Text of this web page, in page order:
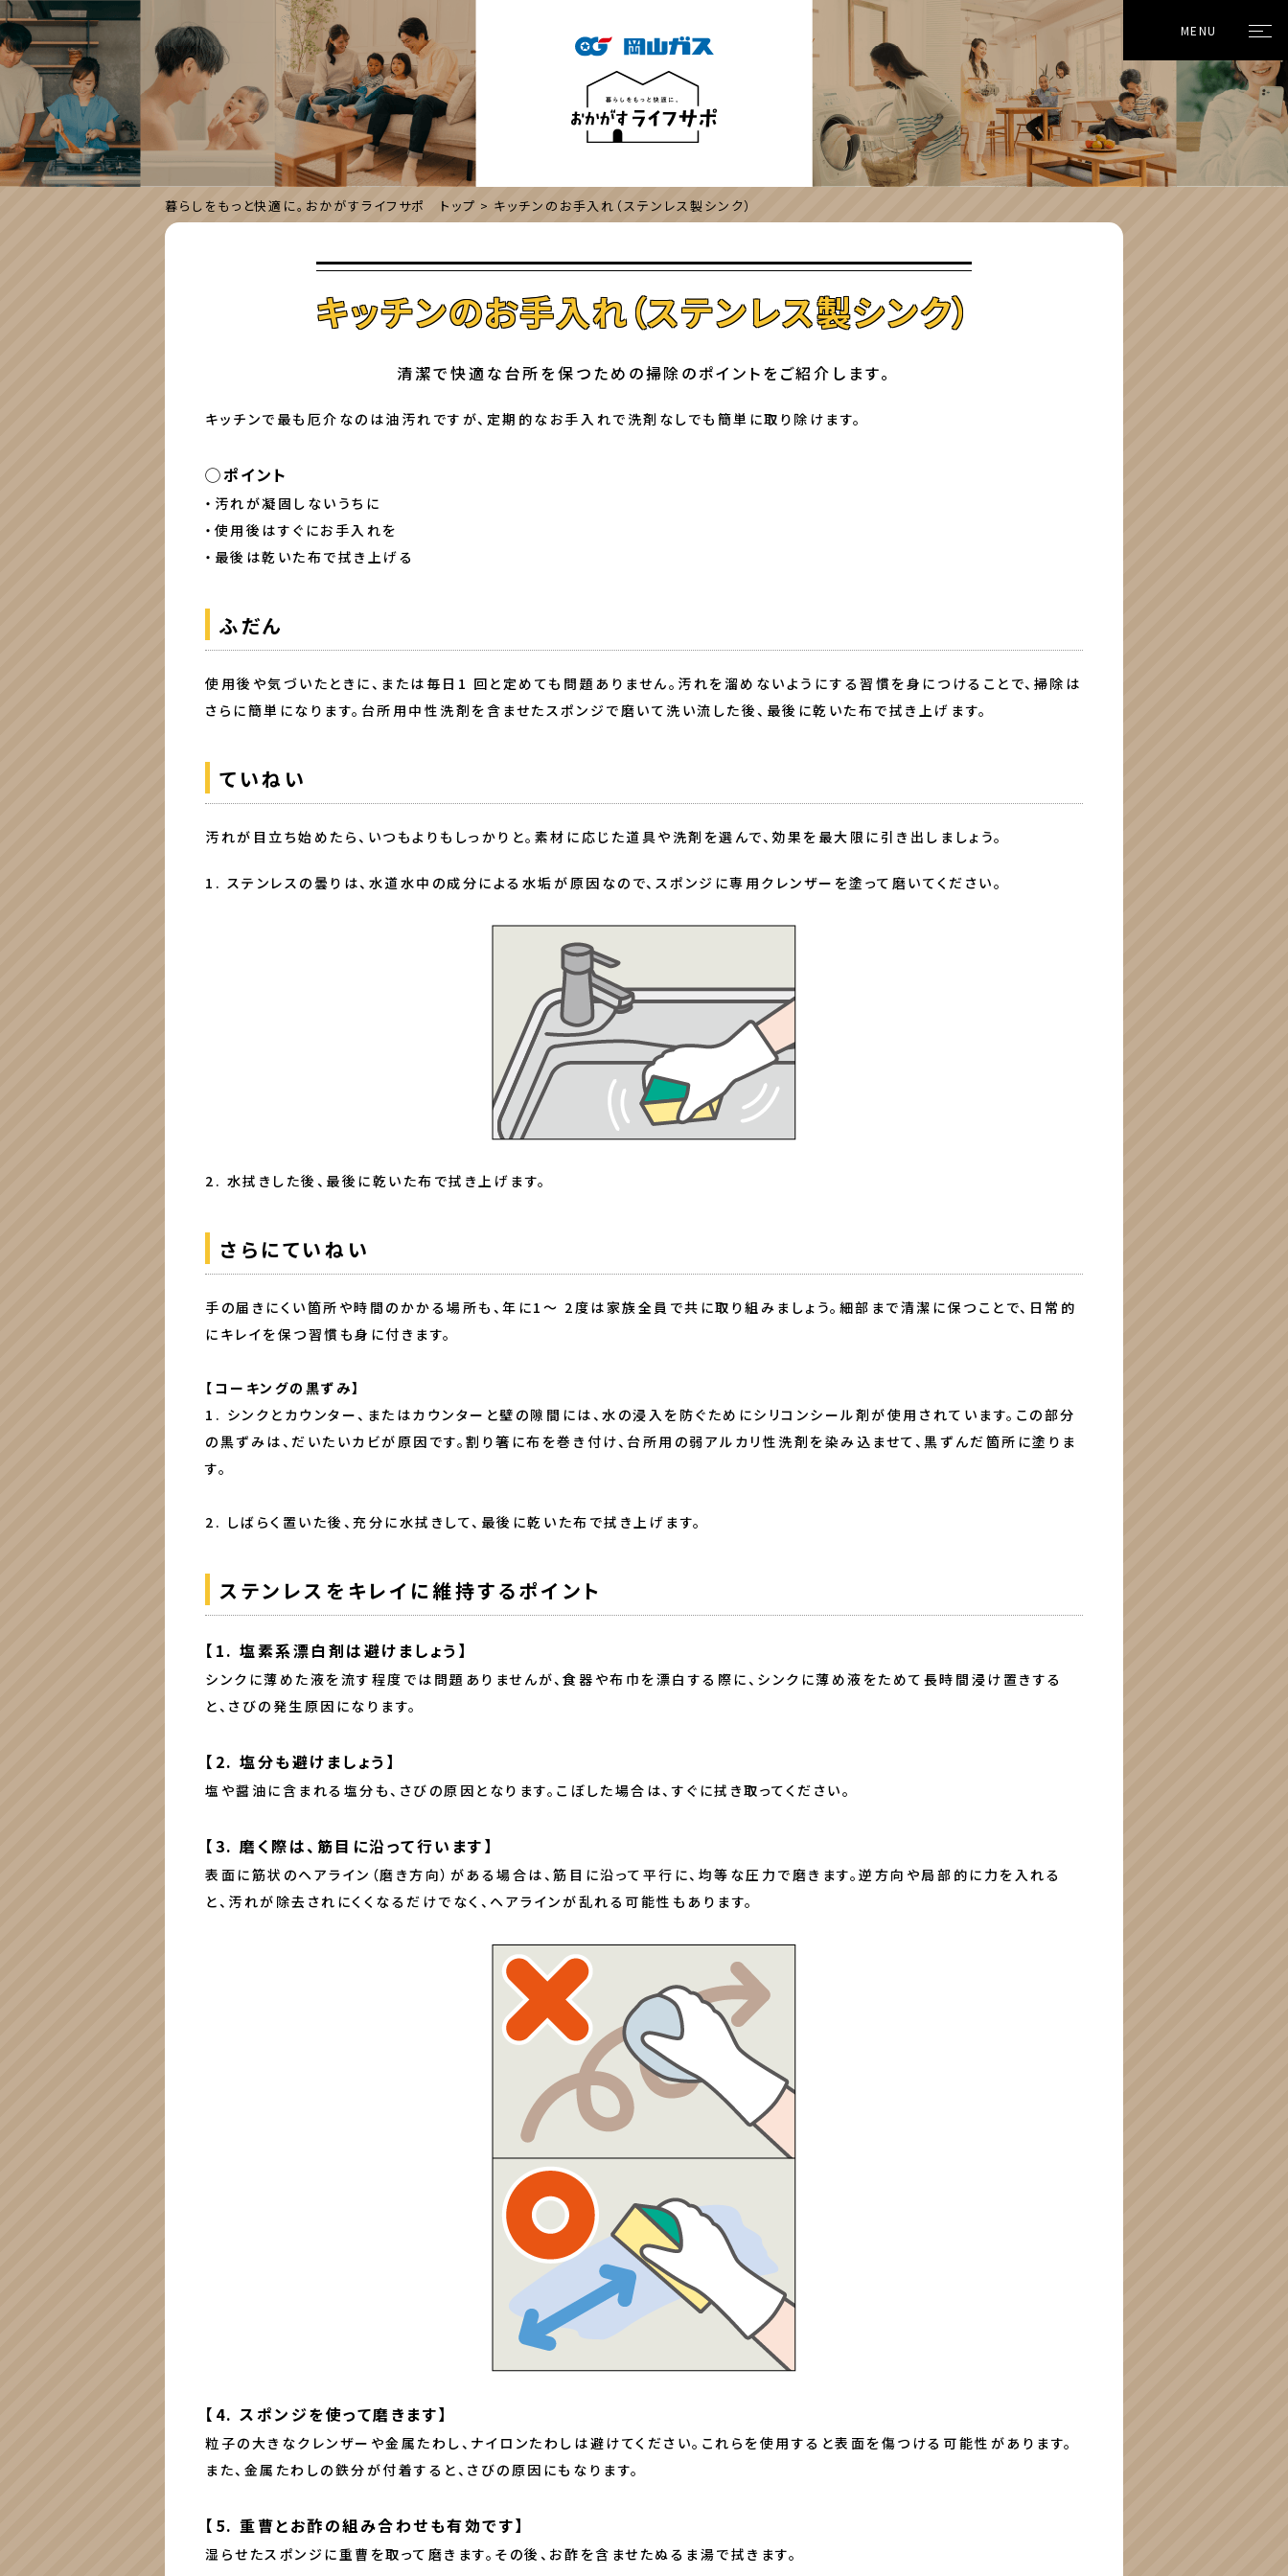
MENU
暮らしをもっと快適に。おかがすライフサポ トップ キッチンのお手入れ（ステンレス製シンク）
キッチンのお手入れ（ステンレス製シンク）
清潔で快適な台所を保つための掃除のポイントをご紹介します。
キッチンで最も厄介なのは油汚れですが、定期的なお手入れで洗剤なしでも簡単に取り除けます。
◯ポイント
・汚れが凝固しないうちに
・使用後はすぐにお手入れを
・最後は乾いた布で拭き上げる
ふだん
使用後や気づいたときに、または毎日1 回と定めても問題ありません。汚れを溜めないようにする習慣を身につけることで、掃除は
さらに簡単になります。台所用中性洗剤を含ませたスポンジで磨いて洗い流した後、最後に乾いた布で拭き上げます。
ていねい
汚れが目立ち始めたら、いつもよりもしっかりと。素材に応じた道具や洗剤を選んで、効果を最大限に引き出しましょう。
1. ステンレスの曇りは、水道水中の成分による水垢が原因なので、スポンジに専用クレンザーを塗って磨いてください。
2. 水拭きした後、最後に乾いた布で拭き上げます。
さらにていねい
手の届きにくい箇所や時間のかかる場所も、年に1～ 2度は家族全員で共に取り組みましょう。細部まで清潔に保つことで、日常的
にキレイを保つ習慣も身に付きます。
【コーキングの黒ずみ】
1. シンクとカウンター、またはカウンターと壁の隙間には、水の浸入を防ぐためにシリコンシール剤が使用されています。この部分
の黒ずみは、だいたいカビが原因です。割り箸に布を巻き付け、台所用の弱アルカリ性洗剤を染み込ませて、黒ずんだ箇所に塗りま
す。
2. しばらく置いた後、充分に水拭きして、最後に乾いた布で拭き上げます。
ステンレスをキレイに維持するポイント
【1. 塩素系漂白剤は避けましょう】
シンクに薄めた液を流す程度では問題ありませんが、食器や布巾を漂白する際に、シンクに薄め液をためて長時間浸け置きする
と、さびの発生原因になります。
【2. 塩分も避けましょう】
塩や醤油に含まれる塩分も、さびの原因となります。こぼした場合は、すぐに拭き取ってください。
【3. 磨く際は、筋目に沿って行います】
表面に筋状のヘアライン（磨き方向）がある場合は、筋目に沿って平行に、均等な圧力で磨きます。逆方向や局部的に力を入れる
と、汚れが除去されにくくなるだけでなく、ヘアラインが乱れる可能性もあります。
【4. スポンジを使って磨きます】
粒子の大きなクレンザーや金属たわし、ナイロンたわしは避けてください。これらを使用すると表面を傷つける可能性があります。
また、金属たわしの鉄分が付着すると、さびの原因にもなります。
【5. 重曹とお酢の組み合わせも有効です】
湿らせたスポンジに重曹を取って磨きます。その後、お酢を含ませたぬるま湯で拭きます。